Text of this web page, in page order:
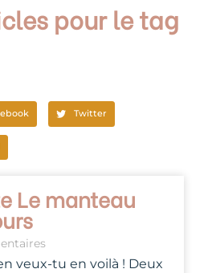
pour le tag
Twitter
Le manteau
veux-tu en voilà ! Deux